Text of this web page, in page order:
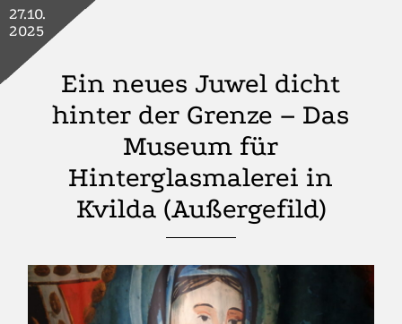
Ein neues Juwel dicht
hinter der Grenze – Das
Museum für
Hinterglasmalerei in
Kvilda (Außergefild)
27.10.
2025